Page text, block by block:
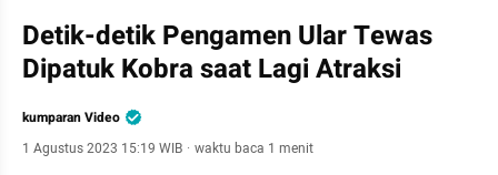
Detik-detik Pengamen Ular Tewas
Dipatuk Kobra saat Lagi Atraksi
kumparan Video
1 Agustus 2023 15:19 WIB · waktu baca 1 menit